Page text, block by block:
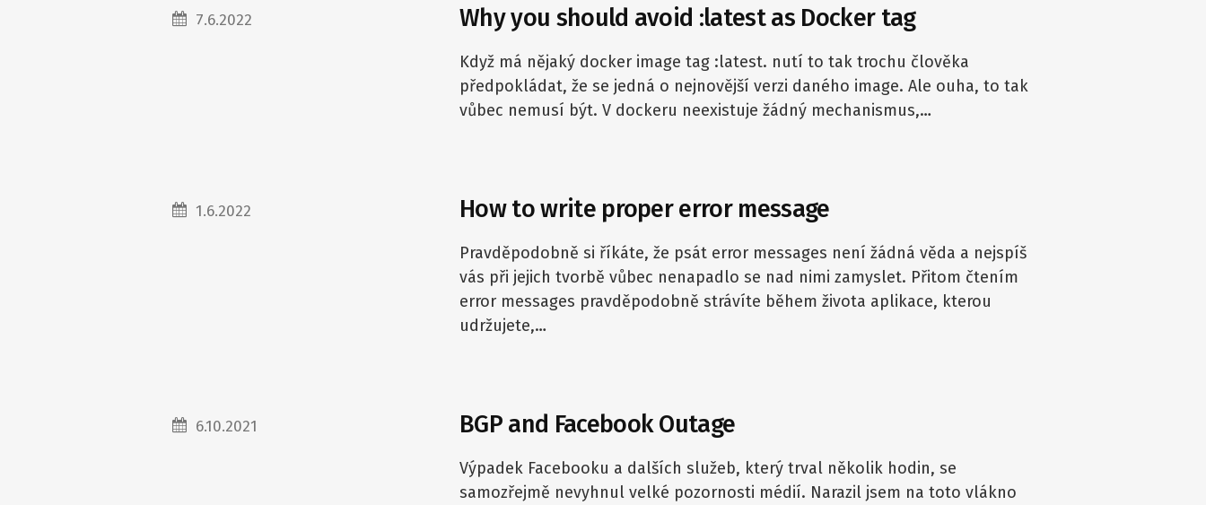
Why you should avoid :latest as Docker tag
7.6.2022
Když má nějaký docker image tag :latest. nutí to tak trochu člověka
předpokládat, že se jedná o nejnovější verzi daného image. Ale ouha, to tak
vůbec nemusí být. V dockeru neexistuje žádný mechanismus,…
How to write proper error message
1.6.2022
Pravděpodobně si říkáte, že psát error messages není žádná věda a nejspíš
vás při jejich tvorbě vůbec nenapadlo se nad nimi zamyslet. Přitom čtením
error messages pravděpodobně strávíte během života aplikace, kterou
udržujete,…
BGP and Facebook Outage
6.10.2021
Výpadek Facebooku a dalších služeb, který trval několik hodin, se
samozřejmě nevyhnul velké pozornosti médií. Narazil jsem na toto vlákno